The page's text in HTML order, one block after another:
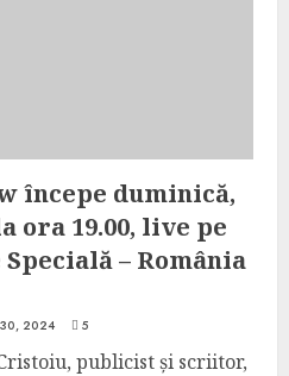
începe duminică,
ora 19.00, live pe
– România
30, 2024 5
publicist și scriitor,